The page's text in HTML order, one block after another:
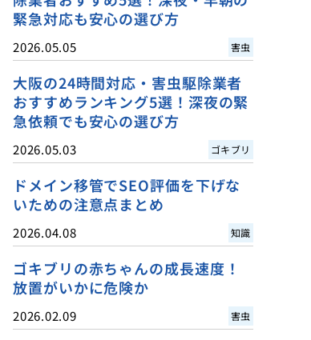
緊急対応も安心の選び方
2026.05.05 害虫
大阪の24時間対応・害虫駆除業者
おすすめランキング5選！深夜の緊
急依頼でも安心の選び方
2026.05.03 ゴキブリ
ドメイン移管でSEO評価を下げな
いための注意点まとめ
2026.04.08 知識
ゴキブリの赤ちゃんの成長速度！
放置がいかに危険か
2026.02.09 害虫